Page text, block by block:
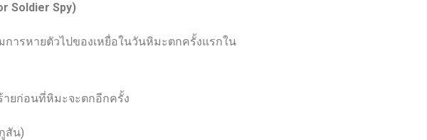
Soldier Spy)
ารหายตัวไปของเหยื่อในวันหิมะตกครั้งแรกใน
ายก่อนที่หิมะจะตกอีกครั้ง
สัน)